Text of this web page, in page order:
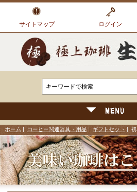
サイトマップ ログイン
ホーム コーヒー関連器具・用品 ギフトセット |